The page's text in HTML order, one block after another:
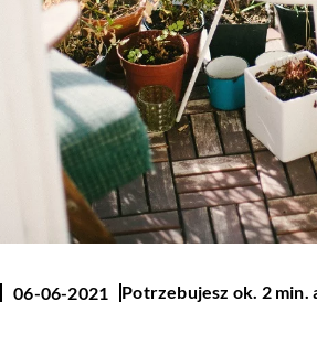
06-06-2021 Potrzebujesz ok. 2